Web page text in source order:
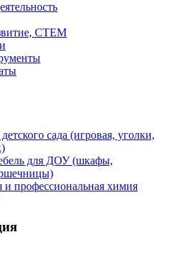
СТЕМ
сада (игровая, уголки,
для ДОУ (шкафы,
и профессиональная химия